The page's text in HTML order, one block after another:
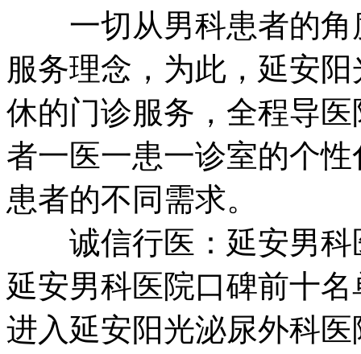
一切从男科患者的角
服务理念，为此，延安
休的门诊服务，全程导
者一医一患一诊室的个
患者的不同需求。
诚信行医：延安男科
延安男科医院口碑前十
进入延安阳光泌尿外科